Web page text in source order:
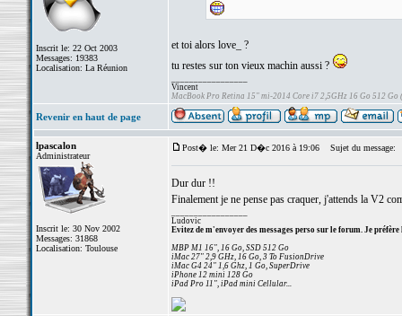
Inscrit le: 22 Oct 2003
Messages: 19383
Localisation: La Réunion
et toi alors love_ ?
tu restes sur ton vieux machin aussi ?
Vincent
MacBook Pro Retina 15" mi-2014 Core i7 2,5GHz 16 Go 512 Go
Revenir en haut de page
lpascalon
Administrateur
Inscrit le: 30 Nov 2002
Messages: 31868
Localisation: Toulouse
Post� le: Mer 21 D�c 2016 à 19:06 Sujet du message:
Dur dur !!
Finalement je ne pense pas craquer, j'attends la V2
Ludovic
Evitez de m'envoyer des messages perso sur le forum. Je préfère
MBP M1 16", 16 Go, SSD 512 Go
iMac 27" 2,9 GHz, 16 Go, 3 To FusionDrive
iMac G4 24" 1,6 Ghz, 1 Go, SuperDrive
iPhone 12 mini 128 Go
iPad Pro 11", iPad mini Cellular...